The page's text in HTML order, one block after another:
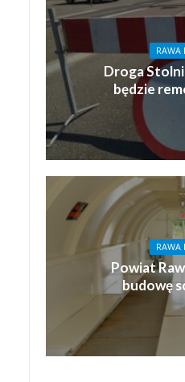
RAWA
Droga
będzie
RAWA
Powiat
budowę